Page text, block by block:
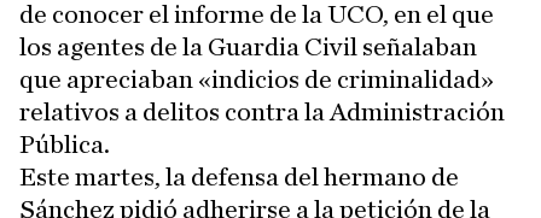
de conocer el informe de la UCO, en el que
los agentes de la Guardia Civil señalaban
que apreciaban «indicios de criminalidad»
relativos a delitos contra la Administración
Pública.
Este martes, la defensa del hermano de
Sánchez pidió adherirse a la petición de la